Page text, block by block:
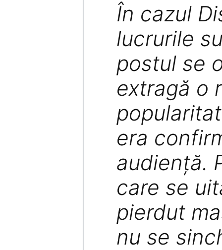
În cazul
lucrurile
postul se
extragă o
era
audienţă.
care se
pierdut
nu se